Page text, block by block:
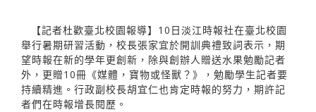
【記者杜歡臺北校園報導】10日淡江時報社在臺北校園
舉行暑期研習活動，校長張家宜於開訓典禮致詞表示，期
望時報在新的學年更創新，除與創辦人贈送水果勉勵記者
外，更贈10冊《媒體，寶物或怪獸？》，勉勵學生記者要
持續精進。行政副校長胡宜仁也肯定時報的努力，期許記
者們在時報增長閱歷。